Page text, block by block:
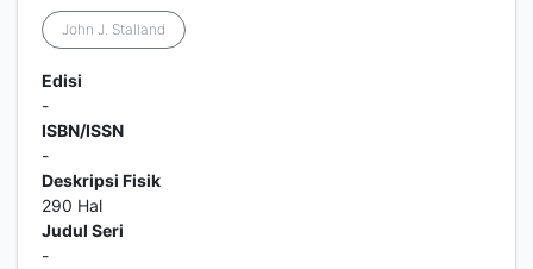
John J. Stalland
Edisi
-
ISBN/ISSN
-
Deskripsi Fisik
290 Hal
Judul Seri
-